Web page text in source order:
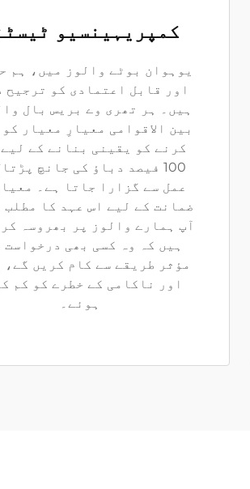
کمپریہینسیو
یوہوان بوٹے والوز میں، ہم
اور قابل اعتمادی کو ترجیح
ہیں۔ ہر تھری وے بریس بال
بین الاقوامی معیارِ معیار کو
کرنے کو یقینی بنانے کے
100 فیصد دباؤ کی جانچ
عمل سے گزارا جاتا ہے۔
ضمانت کے لیے اس عہد کا مطلب
آپ ہمارے والوز پر بھروسہ
ہیں کہ وہ کسی بھی درخواست
مؤثر طریقے سے کام کریں گے،
اور ناکامی کے خطرے کو کم
ہوئے۔